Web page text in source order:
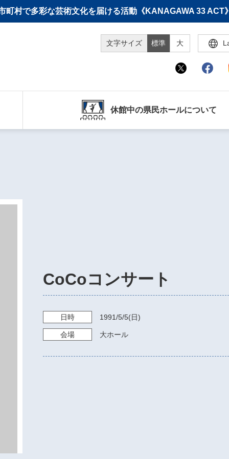
村で多彩な芸術文化を届ける活動《KANAGAWA 33 ACT
文字サイズ 標準 大
休館中の県民ホールについて
CoCoコンサート
日時 1991/5/5(日)
会場 大ホール